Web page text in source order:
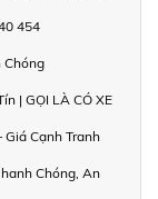
454
Chóng
| GỌI LÀ CÓ XE
Giá Cạnh Tranh
Chóng, An